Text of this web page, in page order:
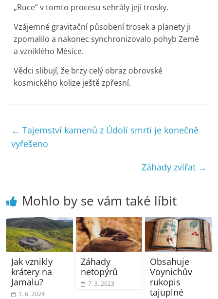
„Ruce“ v tomto procesu sehrály její trosky.
Vzájemné gravitační působení trosek a planety ji
zpomalilo a nakonec synchronizovalo pohyb Země
a vzniklého Měsíce.
Vědci slibují, že brzy celý obraz obrovské
kosmického kolize ještě zpřesní.
← Tajemství kamenů z Údolí smrti je konečně
vyřešeno
Záhady zvířat →
Mohlo by se vám také líbit
Jak vznikly
krátery na
Jamalu?
1. 6. 2024
Záhady
netopýrů
7. 3. 2023
Obsahuje
Voynichův
rukopis
tajuplné